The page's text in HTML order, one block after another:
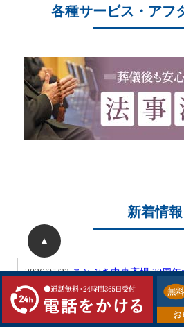
各種サービス・アフ
新着情報
2026/05/22 ことぶき中央斎場 20周
た
2026/05/04 ことぶき中央斎場 20周
知らせ
▲